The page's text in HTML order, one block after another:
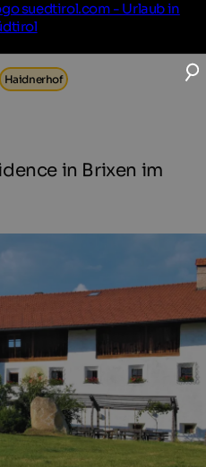
suedtirol.com - Urlaub in
Haidnerhof
in Brixen im